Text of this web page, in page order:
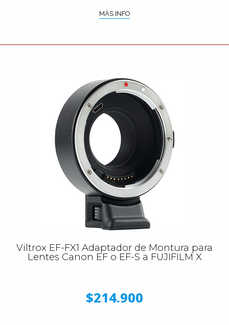
MÁS INFO
Viltrox EF-FX1 Adaptador de Montura para
Lentes Canon EF o EF-S a FUJIFILM X
$214.900